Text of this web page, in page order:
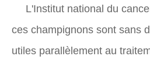
L'Institut national du
ces champignons sont sans
utiles parallèlement au